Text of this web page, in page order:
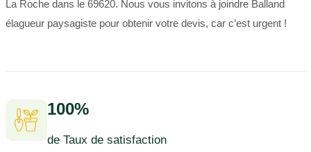
La Roche dans le 69620. Nous vous invitons à joindre Balland
élagueur paysagiste pour obtenir votre devis, car c’est urgent !
100%
de Taux de satisfaction